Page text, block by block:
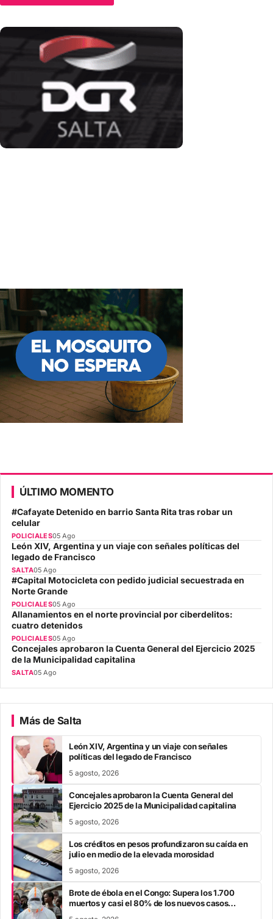
ÚLTIMO MOMENTO
#Cafayate Detenido en barrio Santa Rita tras robar un
celular
POLICIALES05 Ago
León XIV, Argentina y un viaje con señales políticas del
legado de Francisco
SALTA05 Ago
#Capital Motocicleta con pedido judicial secuestrada en
Norte Grande
POLICIALES05 Ago
Allanamientos en el norte provincial por ciberdelitos:
cuatro detenidos
POLICIALES05 Ago
Concejales aprobaron la Cuenta General del Ejercicio 2025
de la Municipalidad capitalina
SALTA05 Ago
Más de Salta
León XIV, Argentina y un viaje con señales
políticas del legado de Francisco
5 agosto, 2026
Concejales aprobaron la Cuenta General del
Ejercicio 2025 de la Municipalidad capitalina
5 agosto, 2026
Los créditos en pesos profundizaron su caída en
julio en medio de la elevada morosidad
5 agosto, 2026
Brote de ébola en el Congo: Supera los 1.700
muertos y casi el 80% de los nuevos casos